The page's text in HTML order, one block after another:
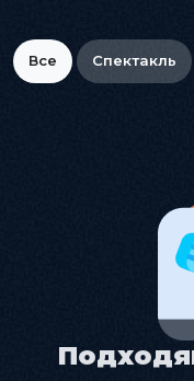
Все Спектакль